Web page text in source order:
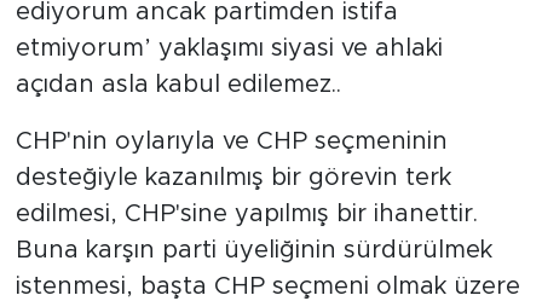
ediyorum ancak partimden istifa
etmiyorum’ yaklaşımı siyasi ve ahlaki
açıdan asla kabul edilemez..
CHP'nin oylarıyla ve CHP seçmeninin
desteğiyle kazanılmış bir görevin terk
edilmesi, CHP'sine yapılmış bir ihanettir.
Buna karşın parti üyeliğinin sürdürülmek
istenmesi, başta CHP seçmeni olmak üzere